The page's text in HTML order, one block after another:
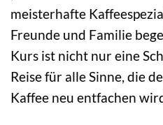
meisterhafte
Freunde und Familie
Kurs ist nicht nur eine
Reise für alle Sinne, die
Kaffee neu entfachen